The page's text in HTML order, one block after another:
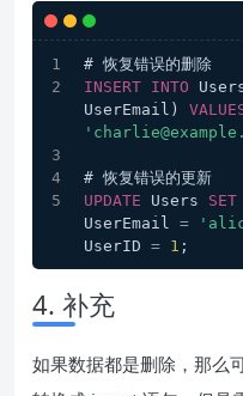
# 恢复错误的删除
INSERT INTO
UserEmail)
# 恢复错误的更新
UPDATE Users SET
UserEmail =
UserID = 1 ;
4. 补充
如果数据都是删除，那么